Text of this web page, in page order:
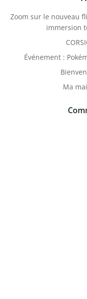
Zoom sur le nouveau
immersion
Événement :
Ma